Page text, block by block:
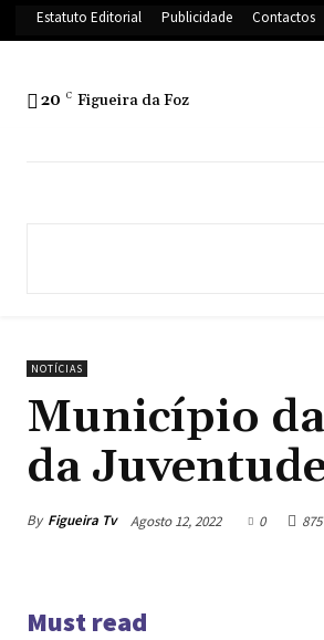
Estatuto Editorial Publicidade Contactos
20 C Figueira da Foz
NOTÍCIAS
Município
da
By Figueira Tv Agosto 12, 2022 0 875
Must read